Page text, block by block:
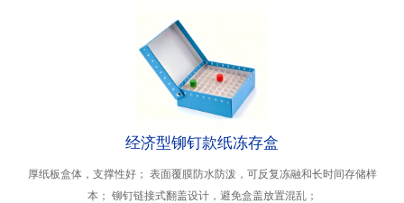
经济型铆钉款纸冻存盒
厚纸板盒体，支撑性好； 表面覆膜防水防泼，可反复冻融和长时间存储样
本； 铆钉链接式翻盖设计，避免盒盖放置混乱；